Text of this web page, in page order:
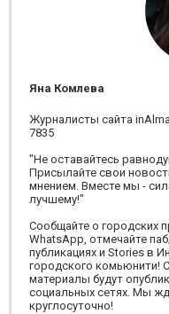
Яна Комлева
Журналисты сайта
7835
"Не оставайтесь
Присылайте свои
мнением. Вместе мы -
лучшему!"
Сообщайте о городских
WhatsApp, отмечайте
публикациях и Stories в
городского комьюнити!
материалы будут
социальных сетях. Мы
круглосуточно!